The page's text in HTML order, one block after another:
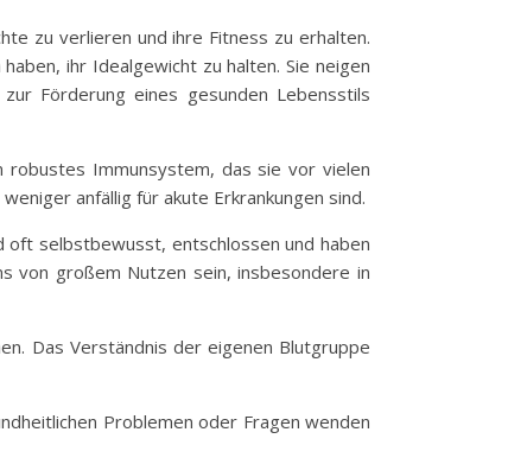
zu verlieren und ihre Fitness zu erhalten.
ihr Idealgewicht zu halten. Sie neigen
Förderung eines gesunden Lebensstils
robustes Immunsystem, das sie vor vielen
anfällig für akute Erkrankungen sind.
oft selbstbewusst, entschlossen und haben
von großem Nutzen sein, insbesondere in
Das Verständnis der eigenen Blutgruppe
Problemen oder Fragen wenden